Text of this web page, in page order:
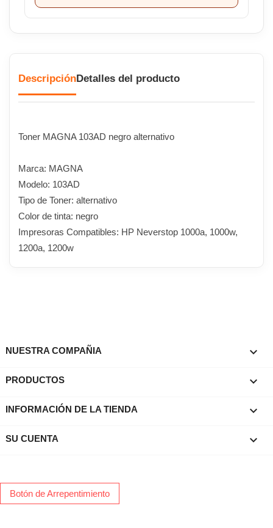
DescripciónDetalles del producto
Toner MAGNA 103AD negro alternativo
Marca: MAGNA
Modelo: 103AD
Tipo de Toner: alternativo
Color de tinta: negro
Impresoras Compatibles: HP Neverstop 1000a, 1000w,
1200a, 1200w
NUESTRA COMPAÑIA 
PRODUCTOS 
INFORMACIÓN DE LA TIENDA keyboard_arrow_down
SU CUENTA 
Botón de Arrepentimiento